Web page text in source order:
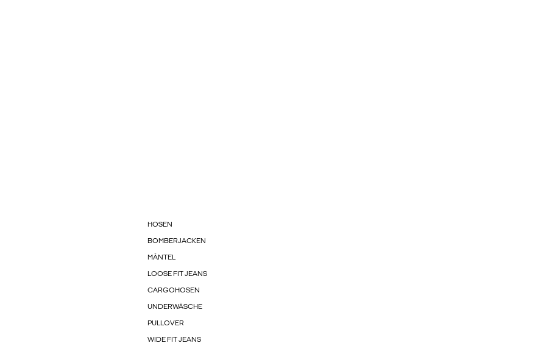
HOSEN
BOMBERJACKEN
MÄNTEL
LOOSE FIT JEANS
CARGOHOSEN
UNDERWÄSCHE
PULLOVER
WIDE FIT JEANS